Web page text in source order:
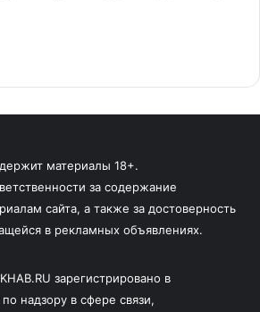
материалы 18+.
за содержание
сайта, а также за достоверность
в рекламных объявлениях.
зарегистрировано в
надзору в сфере связи,